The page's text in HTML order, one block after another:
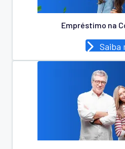
Empréstimo na
Saiba